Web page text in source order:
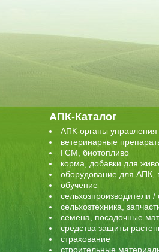
АПК-Каталог
АПК-органы управления
ветеринарные
ГСМ, биотопливо
корма, добавки для
оборудование для
обучение
сельхозпроизводители
сельхозтехника,
семена, посадочные
средства защиты
страхование
строительные